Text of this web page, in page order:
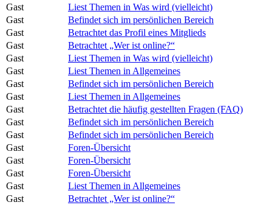
Gast
Liest Themen in Was wird (vielleicht)
Gast
Befindet sich im persönlichen Bereich
Gast
Betrachtet das Profil eines Mitglieds
Gast
Betrachtet „Wer ist online?“
Gast
Liest Themen in Was wird (vielleicht)
Gast
Liest Themen in Allgemeines
Gast
Befindet sich im persönlichen Bereich
Gast
Liest Themen in Allgemeines
Gast
Betrachtet die häufig gestellten Fragen (FAQ)
Gast
Befindet sich im persönlichen Bereich
Gast
Befindet sich im persönlichen Bereich
Gast
Foren-Übersicht
Gast
Foren-Übersicht
Gast
Foren-Übersicht
Gast
Liest Themen in Allgemeines
Gast
Betrachtet „Wer ist online?“